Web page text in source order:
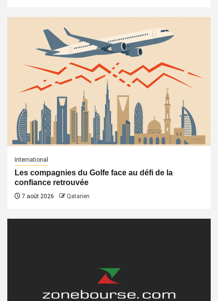
International
Les compagnies du Golfe face au défi de la
confiance retrouvée
7 août 2026 Qatarien